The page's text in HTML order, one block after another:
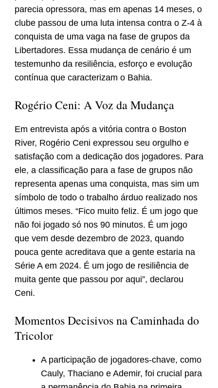
parecia opressora, mas em apenas 14 meses, o
clube passou de uma luta intensa contra o Z-4 à
conquista de uma vaga na fase de grupos da
Libertadores. Essa mudança de cenário é um
testemunho da resiliência, esforço e evolução
contínua que caracterizam o Bahia.
Rogério Ceni: A Voz da Mudança
Em entrevista após a vitória contra o Boston
River, Rogério Ceni expressou seu orgulho e
satisfação com a dedicação dos jogadores. Para
ele, a classificação para a fase de grupos não
representa apenas uma conquista, mas sim um
símbolo de todo o trabalho árduo realizado nos
últimos meses. “Fico muito feliz. É um jogo que
não foi jogado só nos 90 minutos. É um jogo
que vem desde dezembro de 2023, quando
pouca gente acreditava que a gente estaria na
Série A em 2024. É um jogo de resiliência de
muita gente que passou por aqui”, declarou
Ceni.
Momentos Decisivos na Caminhada do
Tricolor
A participação de jogadores-chave, como
Cauly, Thaciano e Ademir, foi crucial para